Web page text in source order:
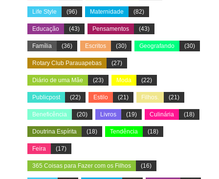
Life Style (96) Maternidade (82)
Educação (43) Pensamentos (43)
Família (36) Escritos (30) Geografando (30)
Rotary Club Parauapebas (27)
Diário de uma Mãe (23) Moda (22)
Publicpost (22) Estilo (21) Filhos. (21)
Beneficência (20) Livros (19) Culinária (18)
Doutrina Espírita (18) Tendência (18)
Feira (17)
365 Coisas para Fazer com os Filhos (16)